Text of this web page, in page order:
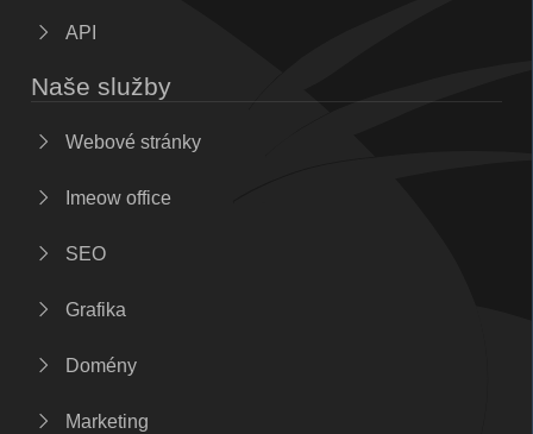
API
Naše služby
Webové stránky
Imeow office
SEO
Grafika
Domény
Marketing